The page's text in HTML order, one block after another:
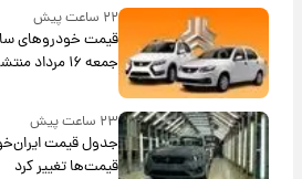
۲۲ ساعت پیش
قیمت خودروهای
جمعه ۱۶ مرداد منتشر شد
۲۳ ساعت پیش
قیمت‌ها تغییر کرد